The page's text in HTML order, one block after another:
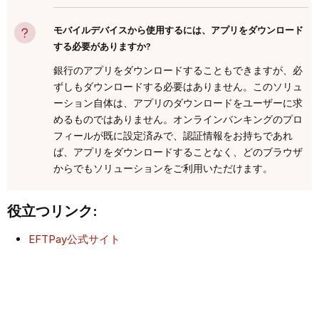
モバイルデバイスから使用するには、アプリをダウンロード
する必要がありますか?
銀行のアプリをダウンロードすることもできますが、必
ずしもダウンロードする必要はありません。このソリュ
ーション自体は、アプリのダウンロードをユーザーに求
めるものではありません。オンラインバンキングのプロ
フィールが既に設定済みで、認証情報をお持ちであれ
ば、アプリをダウンロードすることなく、どのブラウザ
からでもソリューションをご利用いただけます。
役立つリンク:
EFTPay公式サイト